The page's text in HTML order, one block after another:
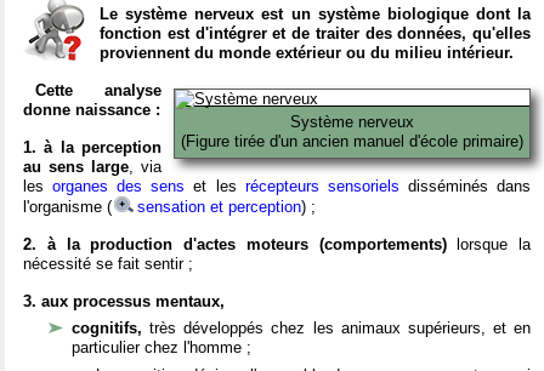
Le système nerveux est un système biologique dont la
fonction est d'intégrer et de traiter des données, qu'elles
proviennent du monde extérieur ou du milieu intérieur.
Système nerveux
(Figure tirée d'un ancien manuel d'école primaire)
Cette analyse
donne naissance :
1. à la perception
au sens large, via
lesorganes des sens et les récepteurs sensoriels disséminés dans
l'organisme (
sensation et perception) ;
2. à la production d'actes moteurs (comportements)lorsque la
nécessité se fait sentir ;
3. aux processus mentaux,
cognitifs,très développés chez les animaux supérieurs, et en
particulier chez l'homme ;